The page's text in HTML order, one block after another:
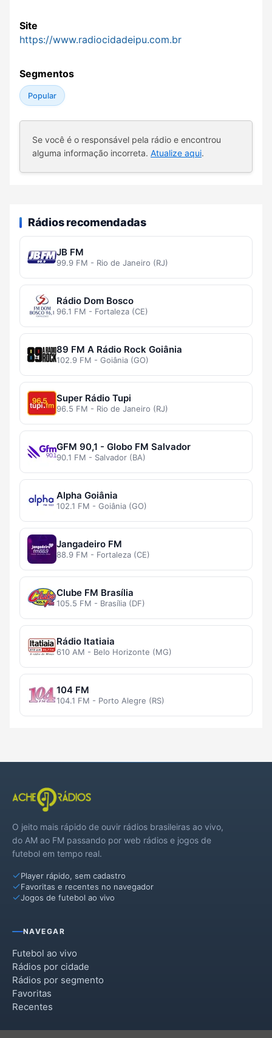
Site
https://www.radiocidadeipu.com.br
Segmentos
Popular
Se você é o responsável pela rádio e encontrou
alguma informação incorreta. Atualize aqui.
Rádios recomendadas
JB FM
99.9 FM - Rio de Janeiro (RJ)
Rádio Dom Bosco
96.1 FM - Fortaleza (CE)
89 FM A Rádio Rock Goiânia
102.9 FM - Goiânia (GO)
Super Rádio Tupi
96.5 FM - Rio de Janeiro (RJ)
GFM 90,1 - Globo FM Salvador
90.1 FM - Salvador (BA)
Alpha Goiânia
102.1 FM - Goiânia (GO)
Jangadeiro FM
88.9 FM - Fortaleza (CE)
Clube FM Brasília
105.5 FM - Brasília (DF)
Rádio Itatiaia
610 AM - Belo Horizonte (MG)
104 FM
104.1 FM - Porto Alegre (RS)
O jeito mais rápido de ouvir rádios brasileiras ao vivo,
do AM ao FM passando por web rádios e jogos de
futebol em tempo real.
Player rápido, sem cadastro
Favoritas e recentes no navegador
Jogos de futebol ao vivo
NAVEGAR
Futebol ao vivo
Rádios por cidade
Rádios por segmento
Favoritas
Recentes